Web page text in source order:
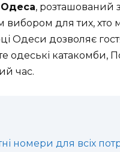
, розташований
вибором для тих, хто
Одеси дозволяє
одеські катакомби,
час.
номери для всіх